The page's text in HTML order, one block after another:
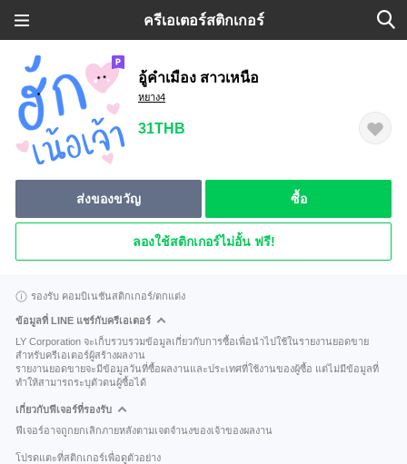
ครีเอเตอร์สติกเกอร์
อู้คำเมือง สาวเหนือ
หยาง4
31THB
ส่งของขวัญ ซื้อ
ลองใช้สติกเกอร์ไม่อั้น ฟรี!
รองรับ คอมบิเนชันสติกเกอร์/ตกแต่ง
ข้อมูลที่ LINE แชร์กับครีเอเตอร์
LY Corporation จะเก็บรวบรวมข้อมูลเกี่ยวกับการซื้อเพื่อนำไปใช้ในรายงานยอดขาย
สำหรับครีเอเตอร์ผู้สร้างผลงาน
รายงานยอดขายจะมีข้อมูลวันที่ซื้อผลงานและประเทศที่ใช้งานของผู้ซื้อ แต่ไม่มีข้อมูลที่
ทำให้สามารถระบุตัวตนผู้ซื้อได้
เกี่ยวกับฟีเจอร์ที่รองรับ
ฟีเจอร์อาจถูกยกเลิกภายหลังตามเจตจำนงของเจ้าของผลงาน
โปรดแตะที่สติกเกอร์เพื่อดูตัวอย่าง